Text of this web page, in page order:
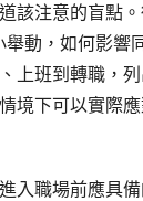
該注意的盲點。
舉動，如何影響
上班到轉職，
境下可以實際
入職場前應具